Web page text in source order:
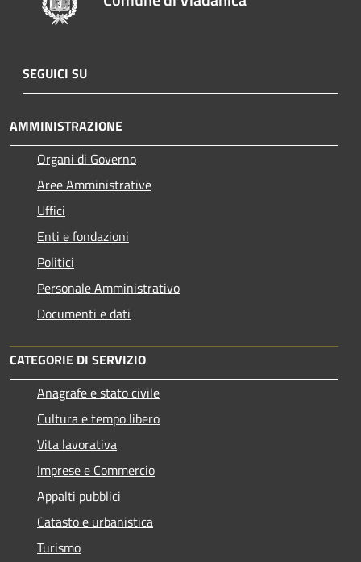
SEGUICI SU
AMMINISTRAZIONE
Organi di Governo
Aree Amministrative
Uffici
Enti e fondazioni
Politici
Personale Amministrativo
Documenti e dati
CATEGORIE DI SERVIZIO
Anagrafe e stato civile
Cultura e tempo libero
Vita lavorativa
Imprese e Commercio
Appalti pubblici
Catasto e urbanistica
Turismo